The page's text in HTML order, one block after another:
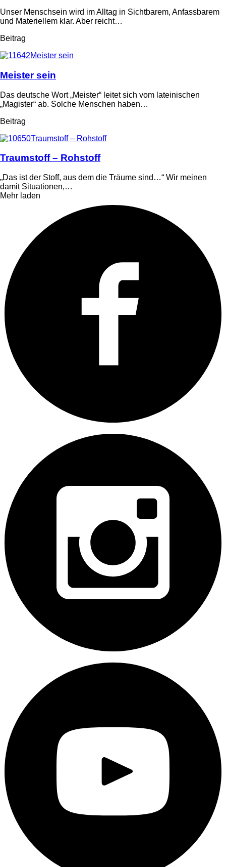
Unser Menschsein wird im Alltag in Sichtbarem, Anfassbarem
und Materiellem klar. Aber reicht…
Beitrag
Meister sein
Das deutsche Wort „Meister“ leitet sich vom lateinischen
„Magister“ ab. Solche Menschen haben…
Beitrag
Traumstoff – Rohstoff
„Das ist der Stoff, aus dem die Träume sind…“ Wir meinen
damit Situationen,…
Mehr laden